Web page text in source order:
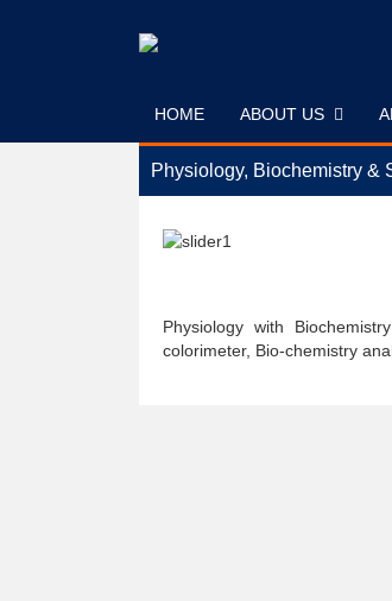
HOME ABOUT US
Physiology, Biochemistry &
Physiology with
colorimeter, Bio-chemistry